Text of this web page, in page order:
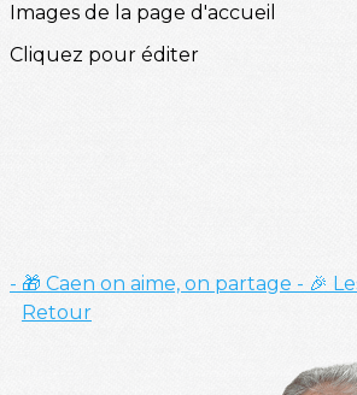
Images de la page d'accueil
Cliquez pour éditer
- 🎁 Caen on aime, on partage - 🎉
Retour